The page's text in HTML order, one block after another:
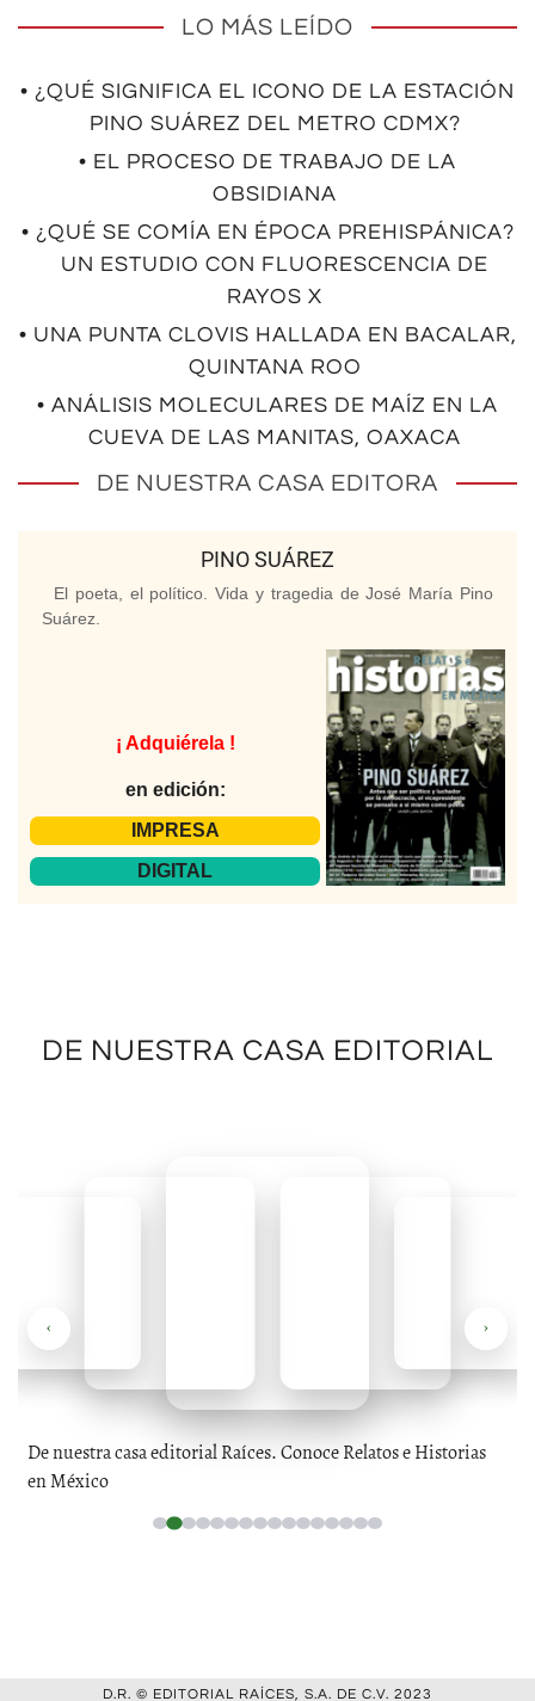
LO MÁS LEÍDO
• ¿QUÉ SIGNIFICA EL ICONO DE LA ESTACIÓN
PINO SUÁREZ DEL METRO CDMX?
• EL PROCESO DE TRABAJO DE LA
OBSIDIANA
• ¿QUÉ SE COMÍA EN ÉPOCA PREHISPÁNICA?
UN ESTUDIO CON FLUORESCENCIA DE
RAYOS X
• UNA PUNTA CLOVIS HALLADA EN BACALAR,
QUINTANA ROO
• ANÁLISIS MOLECULARES DE MAÍZ EN LA
CUEVA DE LAS MANITAS, OAXACA
DE NUESTRA CASA EDITORA
PINO SUÁREZ
El poeta, el político. Vida y tragedia de José María Pino
Suárez.
¡ Adquiérela !
en edición:
IMPRESA
DIGITAL
DE NUESTRA CASA EDITORIAL
De nuestra casa editorial Raíces. Conoce Relatos e Historias
en México
‹ ›
D.R. © EDITORIAL RAÍCES, S.A. DE C.V. 2023